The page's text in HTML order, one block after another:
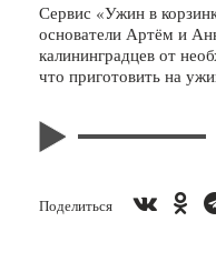
Сервис «Ужин в
основатели Артём и
калининградцев от
что приготовить на
Поделиться